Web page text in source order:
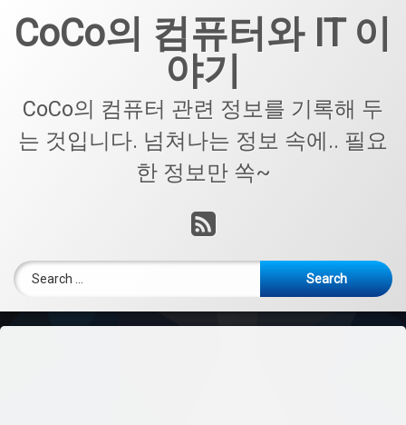
content
CoCo의 컴퓨터와 IT 이
야기
CoCo의 컴퓨터 관련 정보를 기록해 두
는 것입니다. 넘쳐나는 정보 속에.. 필요
한 정보만 쏙~
RSS
Search for: